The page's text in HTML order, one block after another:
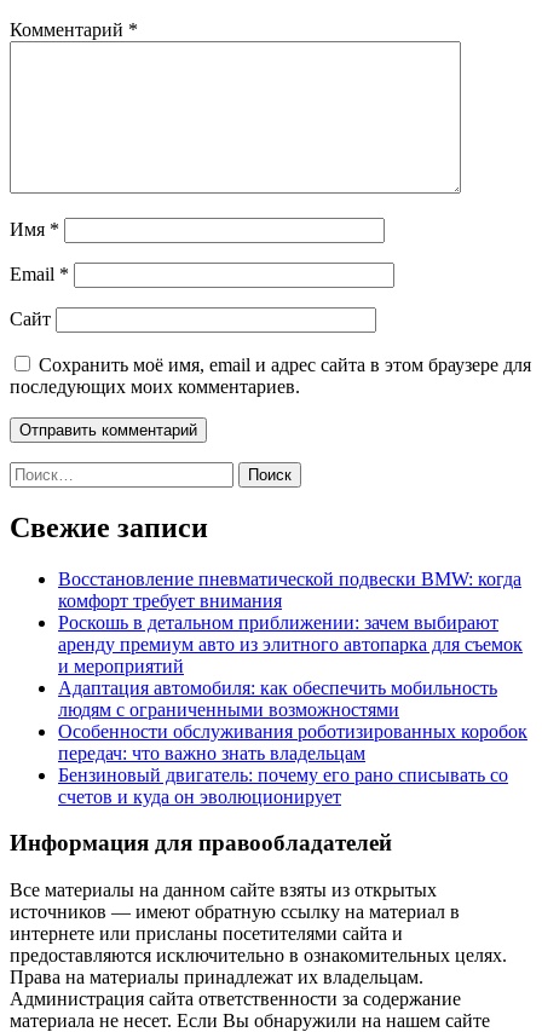
Комментарий *
Имя *
Email *
Сайт
Сохранить моё имя, email и адрес сайта в этом браузере для
последующих моих комментариев.
Найти:
Свежие записи
Восстановление пневматической подвески BMW: когда
комфорт требует внимания
Роскошь в детальном приближении: зачем выбирают
аренду премиум авто из элитного автопарка для съемок
и мероприятий
Адаптация автомобиля: как обеспечить мобильность
людям с ограниченными возможностями
Особенности обслуживания роботизированных коробок
передач: что важно знать владельцам
Бензиновый двигатель: почему его рано списывать со
счетов и куда он эволюционирует
Информация для правообладателей
Все материалы на данном сайте взяты из открытых
источников — имеют обратную ссылку на материал в
интернете или присланы посетителями сайта и
предоставляются исключительно в ознакомительных целях.
Права на материалы принадлежат их владельцам.
Администрация сайта ответственности за содержание
материала не несет. Если Вы обнаружили на нашем сайте